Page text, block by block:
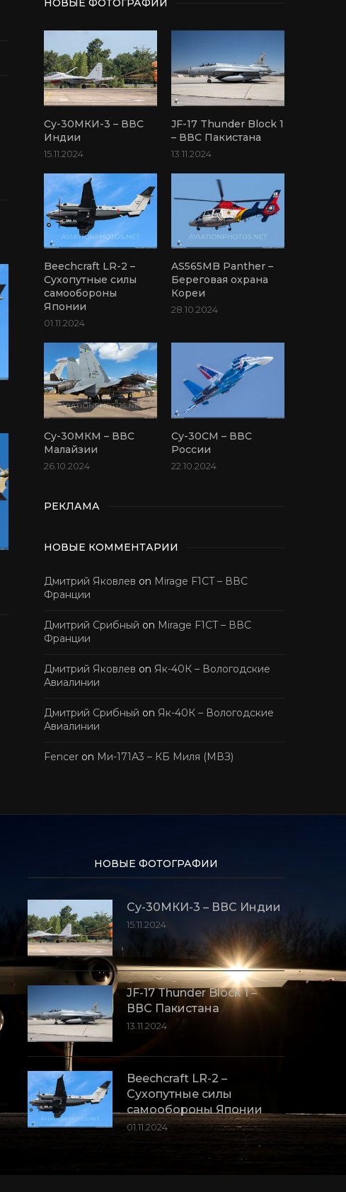
НОВЫЕ ФОТОГРАФИИ
Су-30МКИ-3 – ВВС
Индии
15.11.2024
JF-17 Thunder Block 1
– ВВС Пакистана
13.11.2024
Beechcraft LR-2 –
Сухопутные силы
самообороны
Японии
01.11.2024
AS565MB Panther –
Береговая охрана
Кореи
28.10.2024
Су-30МКМ – ВВС
Малайзии
26.10.2024
Су-30СМ – ВВС
России
22.10.2024
РЕКЛАМА
НОВЫЕ КОММЕНТАРИИ
Дмитрий Яковлев on Mirage F1CT – ВВС
Франции
Дмитрий Срибный on Mirage F1CT – ВВС
Франции
Дмитрий Яковлев on Як-40К – Вологодские
Авиалинии
Дмитрий Срибный on Як-40К – Вологодские
Авиалинии
Fencer on Ми-171А3 – КБ Миля (МВЗ)
НОВЫЕ ФОТОГРАФИИ
Су-30МКИ-3 – ВВС Индии
15.11.2024
JF-17 Thunder Block 1 –
ВВС Пакистана
13.11.2024
Beechcraft LR-2 –
Сухопутные силы
самообороны Японии
01.11.2024